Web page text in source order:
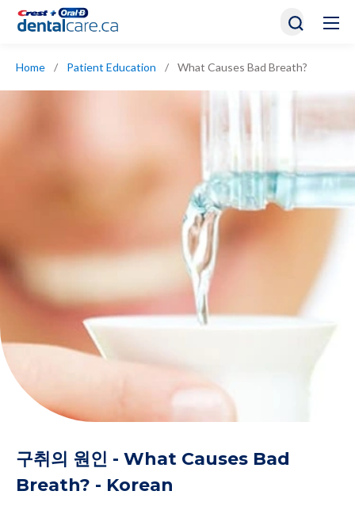
Home / Patient Education / What Causes Bad Breath?
구취의 원인 - What Causes Bad
Breath? - Korean